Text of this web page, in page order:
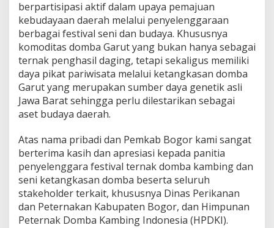
berpartisipasi aktif dalam upaya pemajuan
kebudayaan daerah melalui penyelenggaraan
berbagai festival seni dan budaya. Khususnya
komoditas domba Garut yang bukan hanya sebagai
ternak penghasil daging, tetapi sekaligus memiliki
daya pikat pariwisata melalui ketangkasan domba
Garut yang merupakan sumber daya genetik asli
Jawa Barat sehingga perlu dilestarikan sebagai
aset budaya daerah.
Atas nama pribadi dan Pemkab Bogor kami sangat
berterima kasih dan apresiasi kepada panitia
penyelenggara festival ternak domba kambing dan
seni ketangkasan domba beserta seluruh
stakeholder terkait, khususnya Dinas Perikanan
dan Peternakan Kabupaten Bogor, dan Himpunan
Peternak Domba Kambing Indonesia (HPDKI).